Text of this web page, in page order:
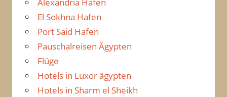
El Sokhna Hafen
Port Said Hafen
Pauschalreisen Ägypten
Flüge
Hotels in Luxor ägypten
Hotels in Sharm el Sheikh